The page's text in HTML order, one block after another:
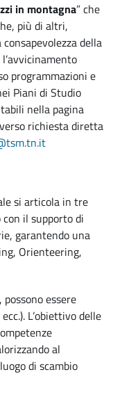
in montagna” che
più di altri,
della
programmazioni e
Piani di Studio
nella pagina
richiesta diretta
si articola in tre
il supporto di
garantendo una
Orienteering,
essere
L’obiettivo delle
al
di scambio